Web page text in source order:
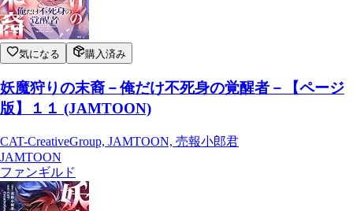
気になる 購入済み
妖魔狩りの末裔－俺だけ不死身の覚醒者－【ページ
版】１１ (JAMTOON)
CAT-CreativeGroup, JAMTOON, 売報小郎君
JAMTOON
ファンギルド